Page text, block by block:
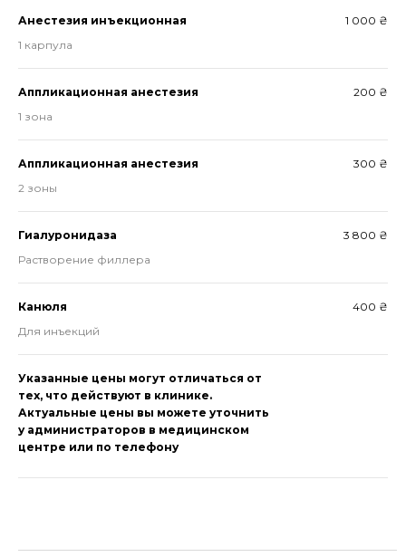
Анестезия инъекционная
1 000 ₴
1 карпула
Аппликационная анестезия
200 ₴
1 зона
Аппликационная анестезия
300 ₴
2 зоны
Гиалуронидаза
3 800 ₴
Растворение филлера
Канюля
400 ₴
Для инъекций
Указанные цены могут отличаться от
тех, что действуют в клинике.
Актуальные цены вы можете уточнить
у администраторов в медицинском
центре или по телефону